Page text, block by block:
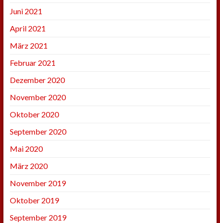
Juni 2021
April 2021
März 2021
Februar 2021
Dezember 2020
November 2020
Oktober 2020
September 2020
Mai 2020
März 2020
November 2019
Oktober 2019
September 2019